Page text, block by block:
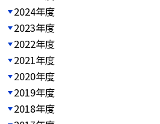
2024年度
2023年度
2022年度
2021年度
2020年度
2019年度
2018年度